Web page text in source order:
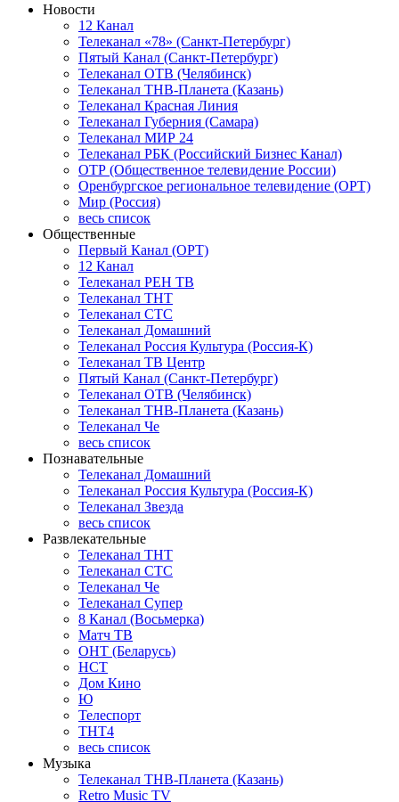
Новости
12 Канал
Телеканал «78» (Санкт-Петербург)
Пятый Канал (Санкт-Петербург)
Телеканал ОТВ (Челябинск)
Телеканал ТНВ-Планета (Казань)
Телеканал Красная Линия
Телеканал Губерния (Самара)
Телеканал МИР 24
Телеканал РБК (Российский Бизнес Канал)
ОТР (Общественное телевидение России)
Оренбургское региональное телевидение (ОРТ)
Мир (Россия)
весь список
Общественные
Первый Канал (ОРТ)
12 Канал
Телеканал РЕН ТВ
Телеканал ТНТ
Телеканал СТС
Телеканал Домашний
Телеканал Россия Культура (Россия-К)
Телеканал ТВ Центр
Пятый Канал (Санкт-Петербург)
Телеканал ОТВ (Челябинск)
Телеканал ТНВ-Планета (Казань)
Телеканал Че
весь список
Познавательные
Телеканал Домашний
Телеканал Россия Культура (Россия-К)
Телеканал Звезда
весь список
Развлекательные
Телеканал ТНТ
Телеканал СТС
Телеканал Че
Телеканал Супер
8 Канал (Восьмерка)
Матч ТВ
ОНТ (Беларусь)
НСТ
Дом Кино
Ю
Телеспорт
ТНТ4
весь список
Музыка
Телеканал ТНВ-Планета (Казань)
Retro Music TV